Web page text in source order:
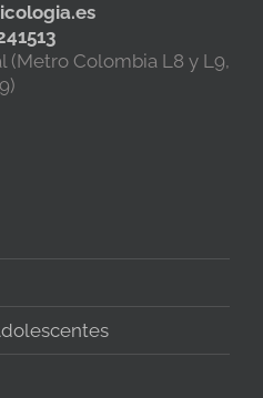
(Metro Colombia L8 y L9,